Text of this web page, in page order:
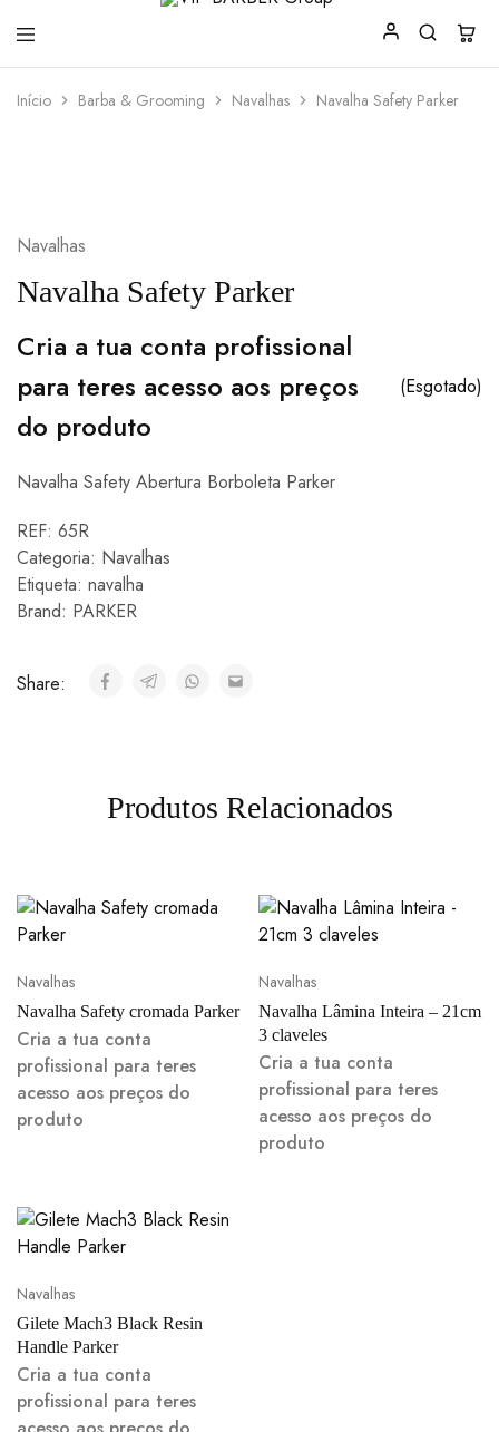
BARBER
para
Início Barba & Grooming Navalhas Navalha Safety Parker
Navalhas
Navalha Safety Parker
Cria a tua conta profissional
para teres acesso aos preços
do produto
(Esgotado)
Navalha Safety Abertura Borboleta Parker
REF: 65R
Categoria: Navalhas
Etiqueta: navalha
Brand: PARKER
Share:
Produtos Relacionados
Navalhas
Navalha Safety cromada Parker
Cria a tua conta
profissional para teres
acesso aos preços do
produto
Navalhas
Navalha Lâmina Inteira – 21cm
3 claveles
Cria a tua conta
profissional para teres
acesso aos preços do
produto
Navalhas
Gilete Mach3 Black Resin
Handle Parker
Cria a tua conta
profissional para teres